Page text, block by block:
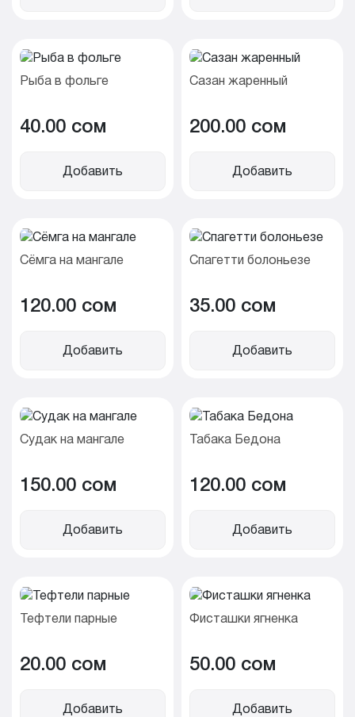
Рыба в фольге
40.00 cом
Добавить
Сазан жаренный
200.00 cом
Добавить
Сёмга на мангале
120.00 cом
Добавить
Спагетти болоньезе
35.00 cом
Добавить
Судак на мангале
150.00 cом
Добавить
Табака Бедона
120.00 cом
Добавить
Тефтели парные
20.00 cом
Добавить
Фисташки ягненка
50.00 cом
Добавить